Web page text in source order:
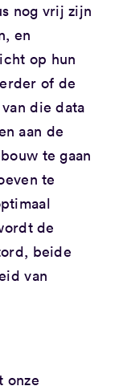
nog vrij zijn
en
op hun
of de
die data
aan de
te gaan
te
de
beide
van
onze